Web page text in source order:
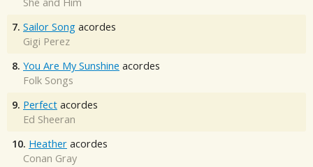
7. Sailor Song acordes
Gigi Perez
8. You Are My Sunshine acordes
Folk Songs
9. Perfect acordes
Ed Sheeran
10. Heather acordes
Conan Gray